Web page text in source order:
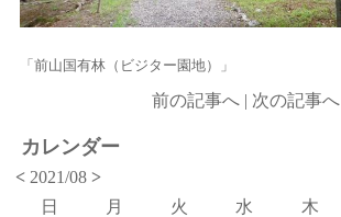
「前山国有林（ビジター園地）」
前の記事へ | 次の記事へ
カレンダー
< 2021/08>
日
月 火 水 木